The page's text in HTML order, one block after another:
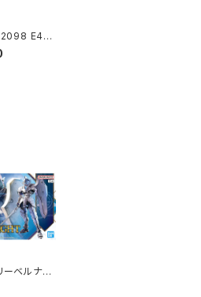
E4系
とき」 8両
ジ 鉄道模
ベルナイ
（新品 在